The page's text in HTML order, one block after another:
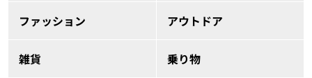
ファッション アウトドア
雑貨 乗り物